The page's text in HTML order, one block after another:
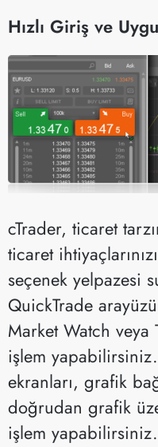
Hızlı Giriş ve
cTrader, ticaret
ticaret
seçenek yelpazesi
QuickTrade
Market Watch veya
işlem
ekranları, grafik
doğrudan grafik
işlem yapabilirsiniz.